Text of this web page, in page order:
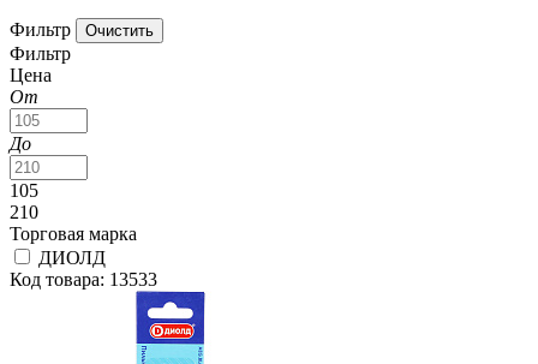
Фильтр
Фильтр
Цена
От
До
105
210
Торговая марка
ДИОЛД
Код товара: 13533